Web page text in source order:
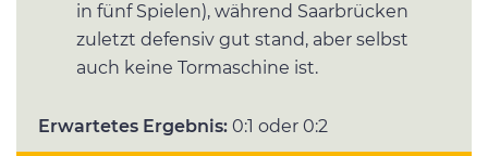
in fünf Spielen), während Saarbrücken
zuletzt defensiv gut stand, aber selbst
auch keine Tormaschine ist.
Erwartetes Ergebnis: 0:1 oder 0:2